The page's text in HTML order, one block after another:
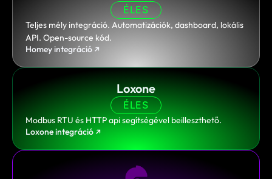
ÉLES
Teljes mély integráció. Automatizációk, dashboard, lokális
API. Open-source kód.
Homey integráció ↗
Loxone
ÉLES
Modbus RTU és HTTP api segítségével beilleszthető.
Loxone integráció ↗